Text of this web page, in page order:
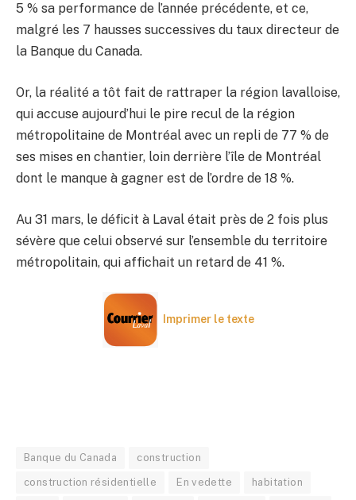
5 % sa performance de l’année précédente, et ce,
malgré les 7 hausses successives du taux directeur de
la Banque du Canada.
Or, la réalité a tôt fait de rattraper la région lavalloise,
qui accuse aujourd’hui le pire recul de la région
métropolitaine de Montréal avec un repli de 77 % de
ses mises en chantier, loin derrière l’île de Montréal
dont le manque à gagner est de l’ordre de 18 %.
Au 31 mars, le déficit à Laval était près de 2 fois plus
sévère que celui observé sur l’ensemble du territoire
métropolitain, qui affichait un retard de 41 %.
Imprimer le texte
Banque du Canada construction
construction résidentielle En vedette habitation